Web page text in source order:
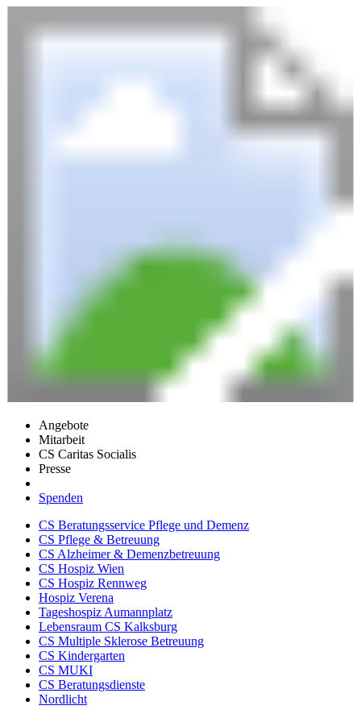
Angebote
Mitarbeit
CS Caritas Socialis
Presse
Spenden
CS Beratungsservice Pflege und Demenz
CS Pflege & Betreuung
CS Alzheimer & Demenzbetreuung
CS Hospiz Wien
CS Hospiz Rennweg
Hospiz Verena
Tageshospiz Aumannplatz
Lebensraum CS Kalksburg
CS Multiple Sklerose Betreuung
CS Kindergarten
CS MUKI
CS Beratungsdienste
Nordlicht